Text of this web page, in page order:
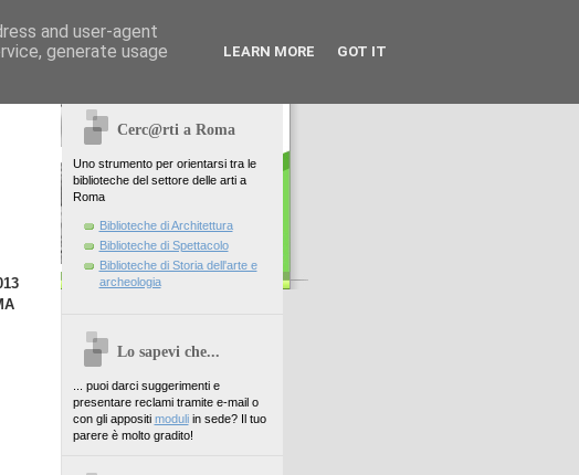
Cerc@rti a Roma
Uno strumento per orientarsi tra le
biblioteche del settore delle arti a
Roma
Biblioteche di Architettura
Biblioteche di Spettacolo
Biblioteche di Storia dell'arte e
archeologia
Lo sapevi che...
... puoi darci suggerimenti e
presentare reclami tramite e-mail o
con gli appositi moduliin sede? Il tuo
parere è molto gradito!
and user-agent
generate usage
LEARN MORE GOT IT